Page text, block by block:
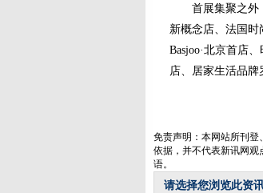
首展集聚之外，
新概念店、法国时
Basjoo·北京首店
店、居家生活品牌
免责声明：本网站所刊
依据，并不代表新讯网观
语。
请选择您浏览此资